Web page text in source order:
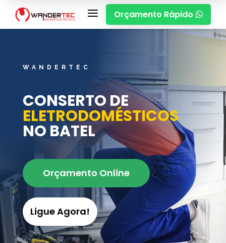
a Orçamento Rápido 
WANDERTEC
CONSERTO DE
ELETRODOMÉSTICOS
NO BATEL
Orçamento Online
Ligue Agora!